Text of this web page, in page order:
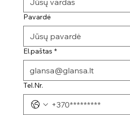
Pavardė
El.paštas *
Tel.Nr.